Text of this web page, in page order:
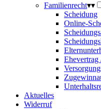
Familienrecht▾▾
Scheidung
Online-
Ehevertrag
Aktuelles
Widerruf